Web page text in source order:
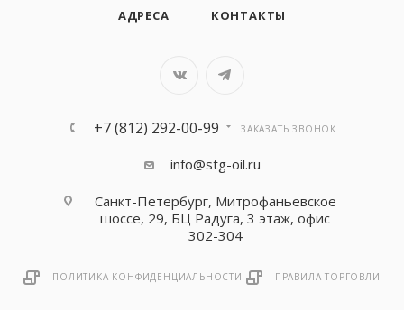
АДРЕСА
КОНТАКТЫ
+7 (812) 292-00-99 ЗАКАЗАТЬ ЗВОНОК
info@stg-oil.ru
Санкт-Петербург, Митрофаньевское
шоссе, 29, БЦ Радуга, 3 этаж, офис
302-304
ПОЛИТИКА КОНФИДЕНЦИАЛЬНОСТИ ПРАВИЛА ТОРГОВЛИ